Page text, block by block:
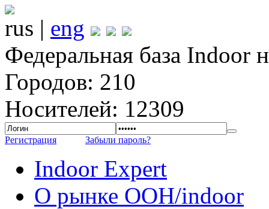
rus | eng
Федеральная база Indoor
Городов: 210
Носителей: 12309
Регистрация Забыли пароль?
Indoor Expert
О рынке OOH/indoor